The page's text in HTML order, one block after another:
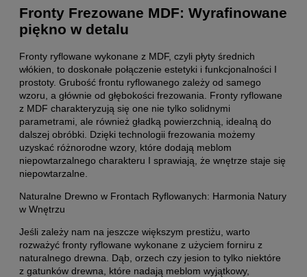
Fronty Frezowane MDF: Wyrafinowane
piękno w detalu
Fronty ryflowane wykonane z MDF, czyli płyty średnich
włókien, to doskonałe połączenie estetyki i funkcjonalności I
prostoty. Grubość frontu ryflowanego zależy od samego
wzoru, a głównie od głębokości frezowania. Fronty ryflowane
z MDF charakteryzują się one nie tylko solidnymi
parametrami, ale również gładką powierzchnią, idealną do
dalszej obróbki. Dzięki technologii frezowania możemy
uzyskać różnorodne wzory, które dodają meblom
niepowtarzalnego charakteru I sprawiają, że wnętrze staje się
niepowtarzalne.
Naturalne Drewno w Frontach Ryflowanych: Harmonia Natury
w Wnętrzu
Jeśli zależy nam na jeszcze większym prestiżu, warto
rozważyć fronty ryflowane wykonane z użyciem forniru z
naturalnego drewna. Dąb, orzech czy jesion to tylko niektóre
z gatunków drewna, które nadają meblom wyjątkowy,